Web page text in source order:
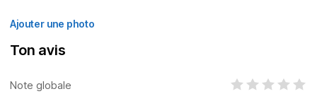
Ajouter une photo
Ton avis
Note globale